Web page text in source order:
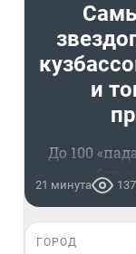
и
До 100
21 минута 137
ГОРОД